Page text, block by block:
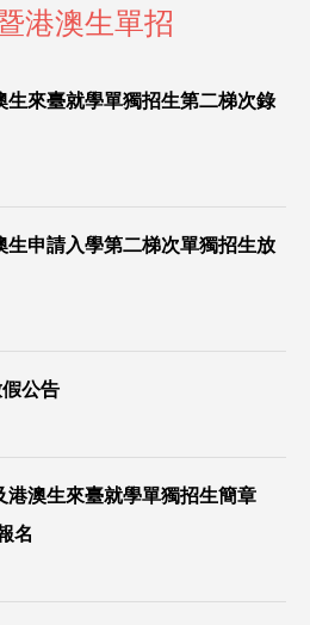
港澳生單招
生來臺就學單獨招生第二梯次錄
生申請入學第二梯次單獨招生放
公告
港澳生來臺就學單獨招生簡章
名